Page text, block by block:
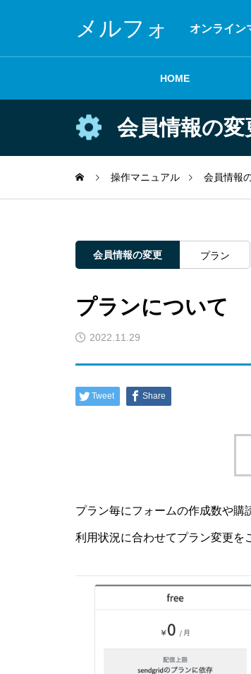
メルフォ オンライン
HOME
はじめに
メールの配信
会員情報の変
会員情報の変
操作マニュアル 会員情報
会員情報の変更 プラン
プランについて
2022.11.29
Tweet Share
プラン毎にフォームの作成数や購
利用状況に合わせてプラン変更を